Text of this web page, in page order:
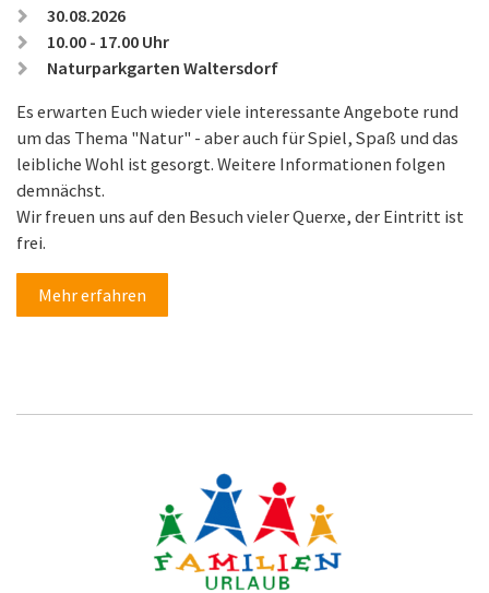
30.08.2026
10.00 - 17.00 Uhr
Naturparkgarten Waltersdorf
Es erwarten Euch wieder viele interessante Angebote rund
um das Thema "Natur" - aber auch für Spiel, Spaß und das
leibliche Wohl ist gesorgt. Weitere Informationen folgen
demnächst.
Wir freuen uns auf den Besuch vieler Querxe, der Eintritt ist
frei.
Mehr erfahren